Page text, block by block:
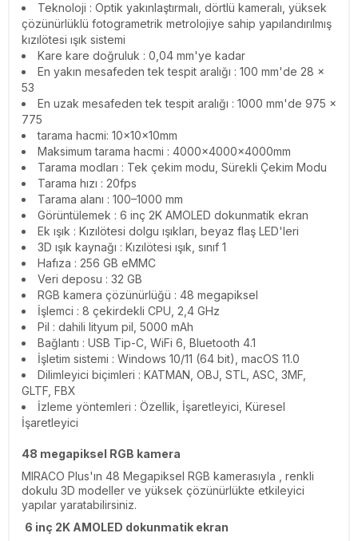
Teknoloji : Optik yakınlaştırmalı, dörtlü kameralı, yüksek
çözünürlüklü fotogrametrik metrolojiye sahip yapılandırılmış
kızılötesi ışık sistemi
Kare kare doğruluk : 0,04 mm'ye kadar
En yakın mesafeden tek tespit aralığı : 100 mm'de 28 x
53
En uzak mesafeden tek tespit aralığı : 1000 mm'de 975 x
775
tarama hacmi: 10x10x10mm
Maksimum tarama hacmi : 4000x4000x4000mm
Tarama modları : Tek çekim modu, Sürekli Çekim Modu
Tarama hızı : 20fps
Tarama alanı : 100–1000 mm
Görüntülemek : 6 inç 2K AMOLED dokunmatik ekran
Ek ışık : Kızılötesi dolgu ışıkları, beyaz flaş LED'leri
3D ışık kaynağı : Kızılötesi ışık, sınıf 1
Hafıza : 256 GB eMMC
Veri deposu : 32 GB
RGB kamera çözünürlüğü : 48 megapiksel
İşlemci : 8 çekirdekli CPU, 2,4 GHz
Pil : dahili lityum pil, 5000 mAh
Bağlantı : USB Tip-C, WiFi 6, Bluetooth 4.1
İşletim sistemi : Windows 10/11 (64 bit), macOS 11.0
Dilimleyici biçimleri : KATMAN, OBJ, STL, ASC, 3MF,
GLTF, FBX
İzleme yöntemleri : Özellik, İşaretleyici, Küresel
İşaretleyici
48 megapiksel RGB kamera
MIRACO Plus'ın 48 Megapiksel RGB kamerasıyla , renkli
dokulu 3D modeller ve yüksek çözünürlükte etkileyici
yapılar yaratabilirsiniz.
6 inç 2K AMOLED dokunmatik ekran